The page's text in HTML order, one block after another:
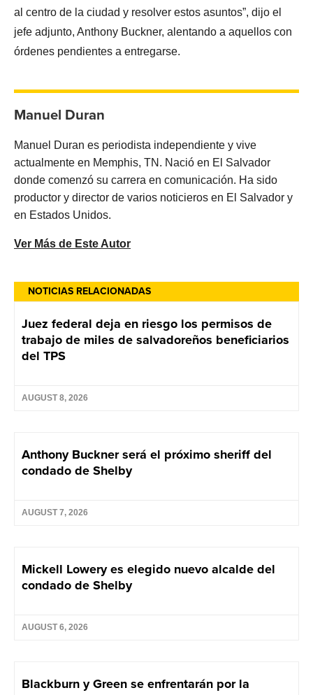
NOTICIAS RELACIONADAS
Juez federal deja en riesgo los permisos de
trabajo de miles de salvadoreños beneficiarios
del TPS
AUGUST 8, 2026
Anthony Buckner será el próximo sheriff del
condado de Shelby
AUGUST 7, 2026
Mickell Lowery es elegido nuevo alcalde del
condado de Shelby
AUGUST 6, 2026
Blackburn y Green se enfrentarán por la
al centro de la ciudad y resolver estos asuntos”, dijo el
jefe adjunto, Anthony Buckner, alentando a aquellos con
órdenes pendientes a entregarse.
Manuel Duran
Manuel Duran es periodista independiente y vive
actualmente en Memphis, TN. Nació en El Salvador
donde comenzó su carrera en comunicación. Ha sido
productor y director de varios noticieros en El Salvador y
en Estados Unidos.
Ver Más de Este Autor